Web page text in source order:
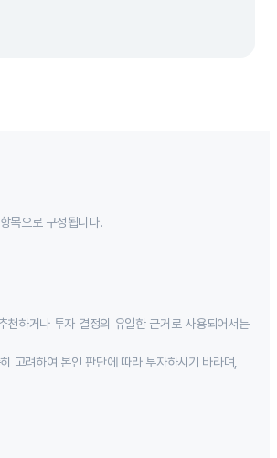
목으로 구성됩니다.
하거나 투자 결정의 유일한 근거로 사용되어서는
고려하여 본인 판단에 따라 투자하시기 바라며,